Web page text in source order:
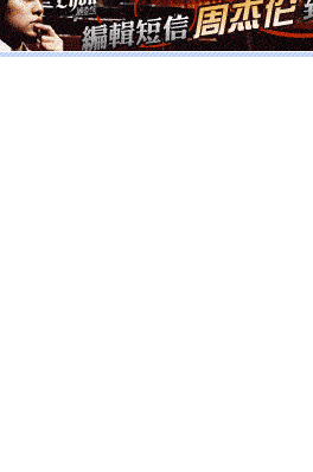
离。水晶
[元旦]当
泣，这痛